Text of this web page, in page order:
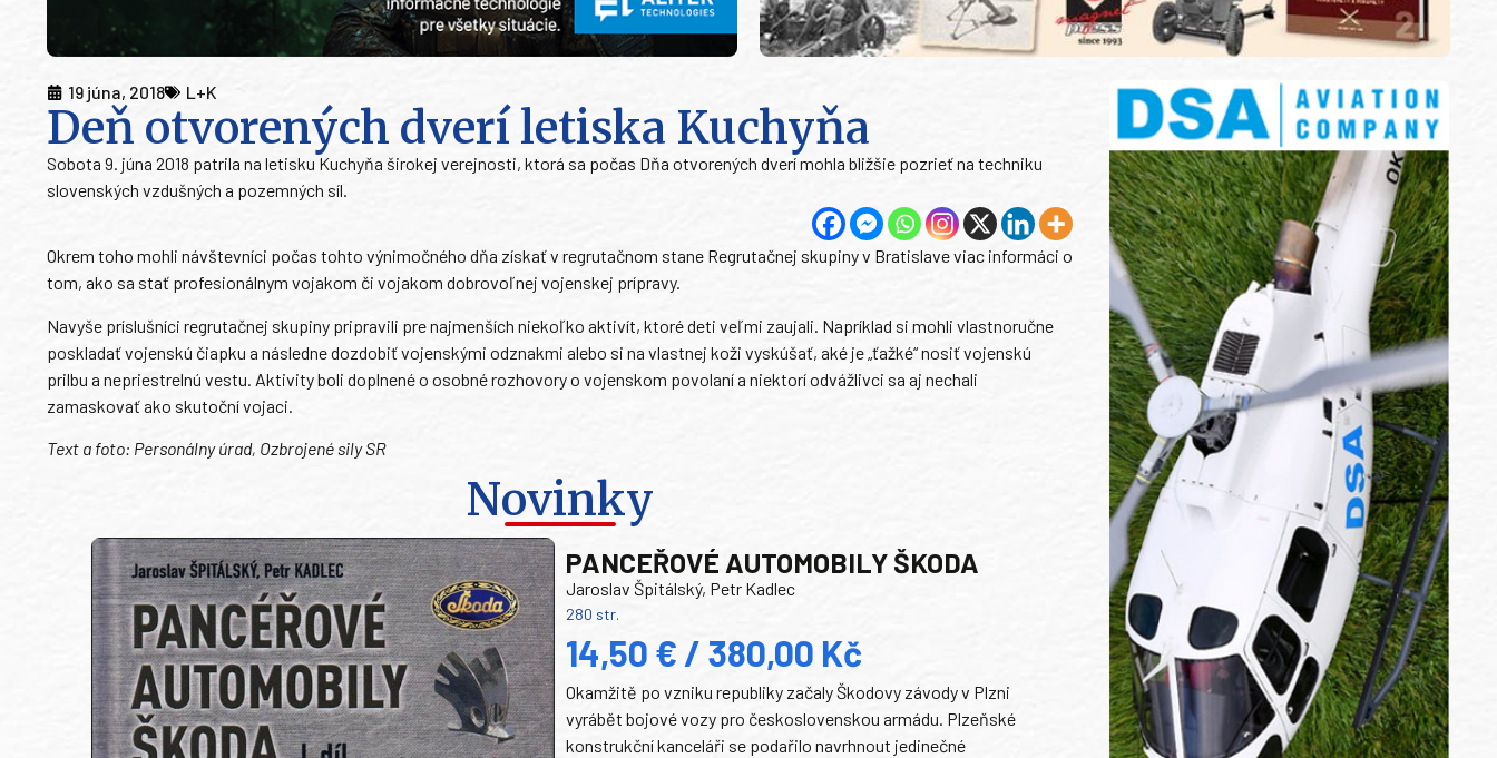
19 júna, 2018 L+K
Deň otvorených dverí letiska Kuchyňa
Sobota 9. júna 2018 patrila na letisku Kuchyňa širokej verejnosti, ktorá sa počas Dňa otvorených dverí mohla bližšie pozrieť na techniku
slovenských vzdušných a pozemných síl.
Okrem toho mohli návštevníci počas tohto výnimočného dňa získať v regrutačnom stane Regrutačnej skupiny v Bratislave viac informáci o
tom, ako sa stať profesionálnym vojakom či vojakom dobrovoľnej vojenskej prípravy.
Navyše príslušníci regrutačnej skupiny pripravili pre najmenších niekoľko aktivít, ktoré deti veľmi zaujali. Napríklad si mohli vlastnoručne
poskladať vojenskú čiapku a následne dozdobiť vojenskými odznakmi alebo si na vlastnej koži vyskúšať, aké je „ťažké“ nosiť vojenskú
prilbu a nepriestrelnú vestu. Aktivity boli doplnené o osobné rozhovory o vojenskom povolaní a niektorí odvážlivci sa aj nechali
zamaskovať ako skutoční vojaci.
Text a foto: Personálny úrad, Ozbrojené sily SR
Novinky
PANCEŘOVÉ AUTOMOBILY ŠKODA
Jaroslav Špitálský, Petr Kadlec
280 str.
14,50 € / 380,00 Kč
Okamžitě po vzniku republiky začaly Škodovy závody v Plzni
vyrábět bojové vozy pro československou armádu. Plzeňské
konstrukční kanceláři se podařilo navrhnout jedinečné